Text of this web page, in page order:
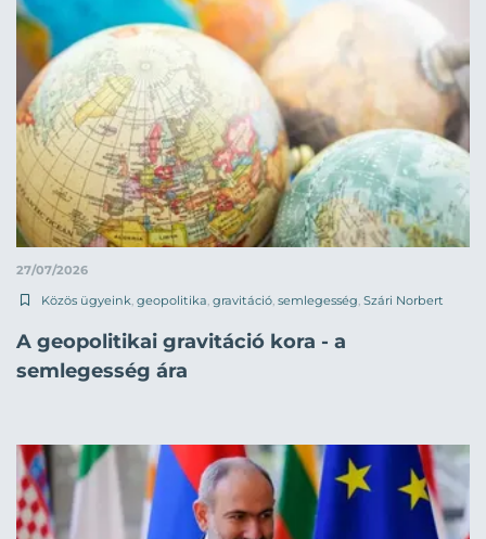
27/07/2026
Közös ügyeink geopolitika gravitáció semlegesség Szári Norbert
A geopolitikai gravitáció kora - a
semlegesség ára